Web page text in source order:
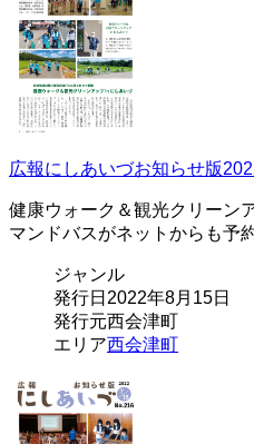
広報にしあいづお知らせ版
健康ウォーク＆観光クリーン
マンドバスがネットからも予
ジャンル
発行日 2022年8月15日
発行元西会津町
エリア西会津町